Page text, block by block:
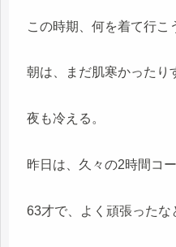
この時期、何を着て行こ
朝は、まだ肌寒かったり
夜も冷える。
昨日は、久々の2時間コ
63才で、よく頑張ったな